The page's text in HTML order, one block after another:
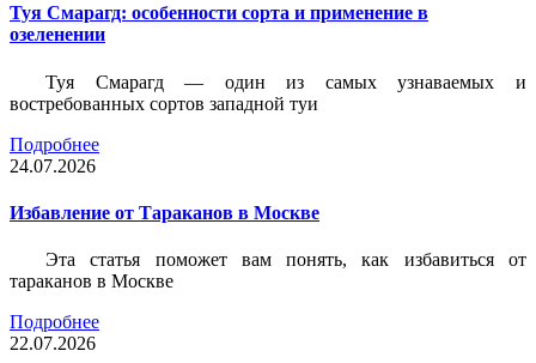
Туя Смарагд: особенности сорта и применение в
озеленении
Туя Смарагд — один из самых узнаваемых и
востребованных сортов западной туи
Подробнее
24.07.2026
Избавление от Тараканов в Москве
Эта статья поможет вам понять, как избавиться от
тараканов в Москве
Подробнее
22.07.2026